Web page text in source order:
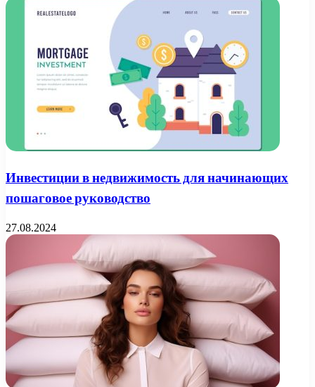
Инвестиции в недвижимость для начинающих
пошаговое руководство
27.08.2024